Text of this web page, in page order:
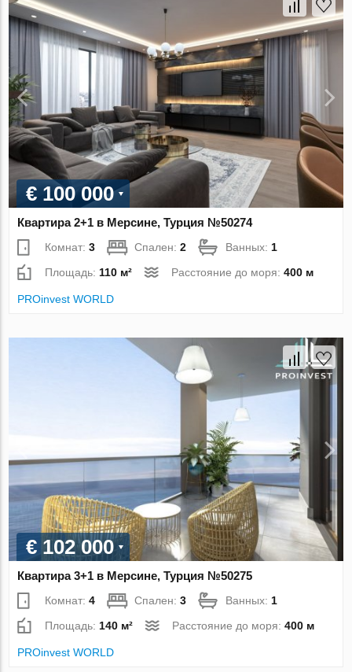
€ 100 000
Квартира 2+1 в Мерсине, Турция №50274
Комнат:3 Спален:2 Ванных:1
Площадь:110 м² Расстояние до моря:400 м
PROinvest WORLD
€ 102 000
Квартира 3+1 в Мерсине, Турция №50275
Комнат:4 Спален:3 Ванных: 1
Площадь: 140 м² Расстояние до моря:400 м
PROinvest WORLD